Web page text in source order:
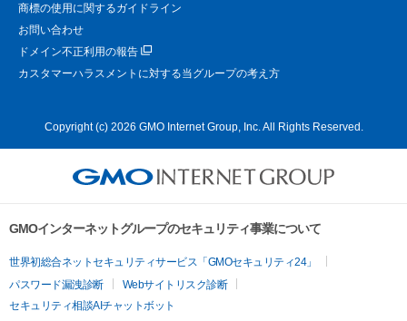
商標の使用に関するガイドライン
お問い合わせ
ドメイン不正利用の報告
カスタマーハラスメントに対する当グループの考え方
Copyright (c) 2026 GMO Internet Group, Inc. All Rights Reserved.
GMOインターネットグループのセキュリティ事業について
世界初総合ネットセキュリティサービス「GMOセキュリティ24」
パスワード漏洩診断
Webサイトリスク診断
セキュリティ相談AIチャットボット